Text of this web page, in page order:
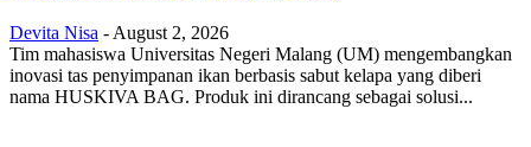
Devita Nisa - August 2, 2026
Tim mahasiswa Universitas Negeri Malang (UM) mengembangkan
inovasi tas penyimpanan ikan berbasis sabut kelapa yang diberi
nama HUSKIVA BAG. Produk ini dirancang sebagai solusi...